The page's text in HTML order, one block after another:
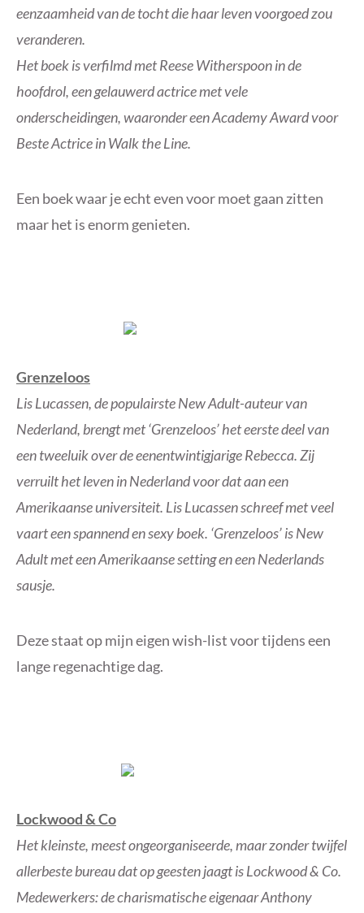
eenzaamheid van de tocht die haar leven voorgoed zou
veranderen.
Het boek is verfilmd met Reese Witherspoon in de
hoofdrol, een gelauwerd actrice met vele
onderscheidingen, waaronder een Academy Award voor
Beste Actrice in Walk the Line.
Een boek waar je echt even voor moet gaan zitten
maar het is enorm genieten.
Grenzeloos
Lis Lucassen, de populairste New Adult-auteur van
Nederland, brengt met ‘Grenzeloos’ het eerste deel van
een tweeluik over de eenentwintigjarige Rebecca. Zij
verruilt het leven in Nederland voor dat aan een
Amerikaanse universiteit. Lis Lucassen schreef met veel
vaart een spannend en sexy boek. ‘Grenzeloos’ is New
Adult met een Amerikaanse setting en een Nederlands
sausje.
Deze staat op mijn eigen wish-list voor tijdens een
lange regenachtige dag.
Lockwood & Co
Het kleinste, meest ongeorganiseerde, maar zonder twijfel
allerbeste bureau dat op geesten jaagt is Lockwood & Co.
Medewerkers: de charismatische eigenaar Anthony